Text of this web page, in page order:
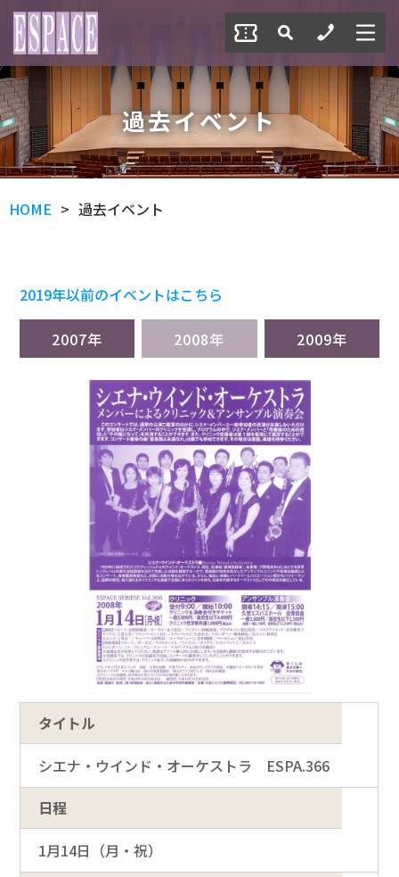
過去イベント
HOME 過去イベント
2019年以前のイベントはこちら
2007年 2008年 2009年
タイトル
シエナ・ウインド・オーケストラ ESPA.366
日程
1月14日（月・祝）